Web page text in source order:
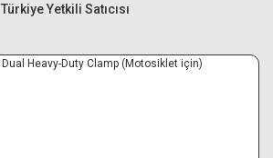
Türkiye Yetkili Satıcısı